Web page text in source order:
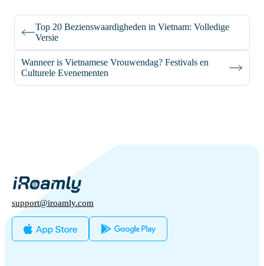
Top 20 Bezienswaardigheden in Vietnam: Volledige
Versie
Wanneer is Vietnamese Vrouwendag? Festivals en
Culturele Evenementen
support@iroamly.com